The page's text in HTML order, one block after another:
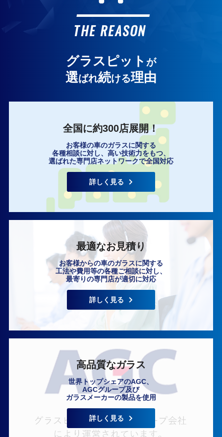
いますぐ無料相談
THE REASON
グラスピット が
選ばれ続ける理由
全国に約300店展開！
お客様の車のガラスに関する
各種相談に対し、高い技術力をもつ、
選ばれた専門店ネットワークで全国対応
詳しく見る
最適なお見積り
お客様からの車のガラスに関する
工法や費用等の各種ご相談に対し、
最寄りの専門店が適切に対応
詳しく見る
高品質なガラス
世界トップシェアのAGC、
AGCグループ及び
ガラスメーカーの製品を使用
詳しく見る